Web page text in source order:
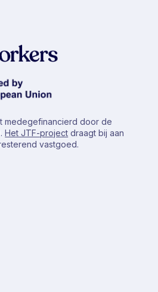
medegefinancierd door de
Het JTF-project draagt bij aan
vastgoed.